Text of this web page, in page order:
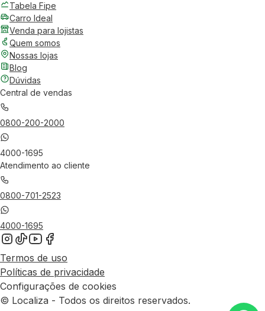
Tabela Fipe
Carro Ideal
Venda para lojistas
Quem somos
Nossas lojas
Blog
Dúvidas
Central de vendas
0800-200-2000
4000-1695
Atendimento ao cliente
0800-701-2523
4000-1695
Termos de uso
Políticas de privacidade
Configurações de cookies
© Localiza - Todos os direitos reservados.